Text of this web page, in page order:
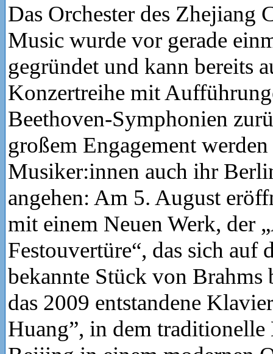
Das Orchester des Zhejiang
Music wurde vor gerade
gegründet und kann bereits
Konzertreihe mit
Beethoven-Symphonien
großem Engagement
Musiker:innen auch ihr
angehen: Am 5. August
mit einem Neuen Werk, der
Festouvertüre“, das sich auf
bekannte Stück von Brahms
das 2009 entstandene
Huang”, in dem traditionelle